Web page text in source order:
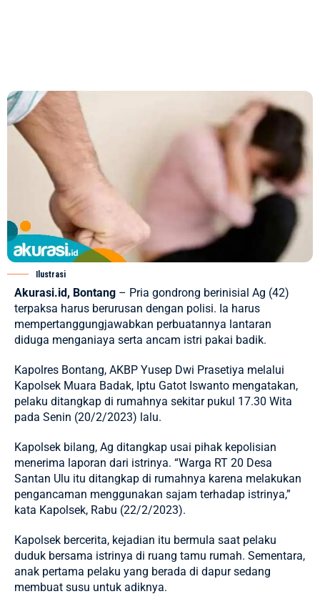
Ilustrasi
Akurasi.id, Bontang – Pria gondrong berinisial Ag (42)
terpaksa harus berurusan dengan polisi. Ia harus
mempertanggungjawabkan perbuatannya lantaran
diduga menganiaya serta ancam istri pakai badik.
Kapolres Bontang, AKBP Yusep Dwi Prasetiya melalui
Kapolsek Muara Badak, Iptu Gatot Iswanto mengatakan,
pelaku ditangkap di rumahnya sekitar pukul 17.30 Wita
pada Senin (20/2/2023) lalu.
Kapolsek bilang, Ag ditangkap usai pihak kepolisian
menerima laporan dari istrinya. “Warga RT 20 Desa
Santan Ulu itu ditangkap di rumahnya karena melakukan
pengancaman menggunakan sajam terhadap istrinya,”
kata Kapolsek, Rabu (22/2/2023).
Kapolsek bercerita, kejadian itu bermula saat pelaku
duduk bersama istrinya di ruang tamu rumah. Sementara,
anak pertama pelaku yang berada di dapur sedang
membuat susu untuk adiknya.